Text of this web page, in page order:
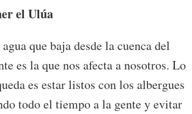
el Ulúa
que baja desde la cuenca del
es la que nos afecta a nosotros. Lo
es estar listos con los albergues
todo el tiempo a la gente y evitar